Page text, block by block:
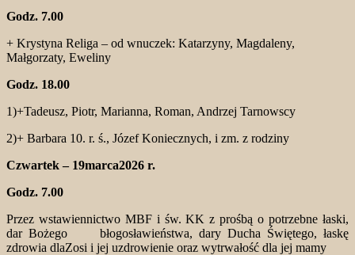
Godz. 7.00
+ Krystyna Religa – od wnuczek: Katarzyny, Magdaleny,
Małgorzaty, Eweliny
Godz. 18.00
1)+Tadeusz, Piotr, Marianna, Roman, Andrzej Tarnowscy
2)+ Barbara 10. r. ś., Józef Koniecznych, i zm. z rodziny
Czwartek – 19marca2026 r.
Godz. 7.00
Przez wstawiennictwo MBF i św. KK z prośbą o potrzebne łaski,
dar Bożego błogosławieństwa, dary Ducha Świętego, łaskę
zdrowia dlaZosi i jej uzdrowienie oraz wytrwałość dla jej mamy